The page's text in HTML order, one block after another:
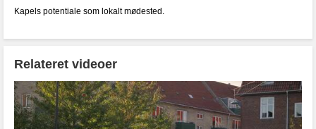
Kapels potentiale som lokalt mødested.
Relateret videoer